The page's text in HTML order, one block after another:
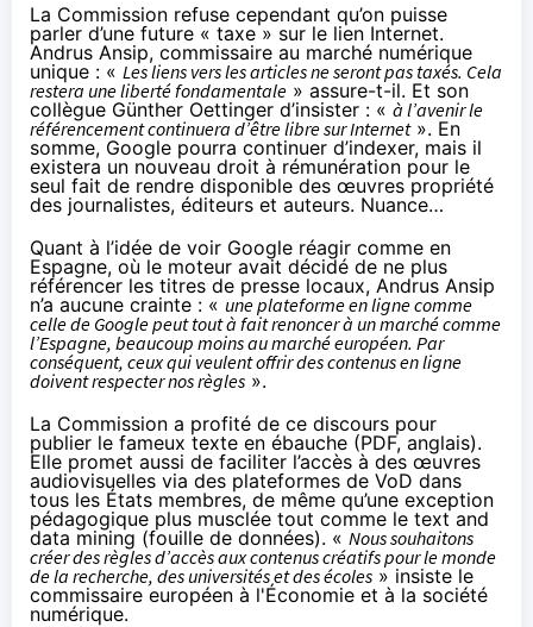
La Commission refuse cependant qu’on puisse
parler d’une future « taxe » sur le lien Internet.
Andrus Ansip, commissaire au marché numérique
unique : « Les liens vers les articles ne seront pas taxés. Cela
restera une liberté fondamentale » assure-t-il. Et son
collègue Günther Oettinger d’insister : « à l’avenir le
référencement continuera d’être libre sur Internet». En
somme, Google pourra continuer d’indexer, mais il
existera un nouveau droit à rémunération pour le
seul fait de rendre disponible des œuvres propriété
des journalistes, éditeurs et auteurs. Nuance…
Quant à l’idée de voir Google réagir comme en
Espagne, où le moteur avait décidé de ne plus
référencer les titres de presse locaux, Andrus Ansip
n’a aucune crainte : « une plateforme en ligne comme
celle de Google peut tout à fait renoncer à un marché comme
l’Espagne, beaucoup moins au marché européen. Par
conséquent, ceux qui veulent offrir des contenus en ligne
doivent respecter nos règles ».
La Commission a profité de ce discours pour
publier le fameux texte en ébauche (PDF, anglais).
Elle promet aussi de faciliter l’accès à des œuvres
audiovisuelles via des plateformes de VoD dans
tous les États membres, de même qu’une exception
pédagogique plus musclée tout comme le text and
data mining (fouille de données). « Nous souhaitons
créer des règles d’accès aux contenus créatifs pour le monde
de la recherche, des universités et des écoles » insiste le
commissaire européen à l'Économie et à la société
numérique.